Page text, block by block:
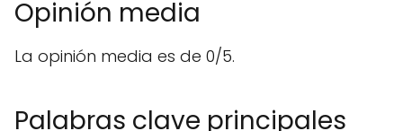
Opinión media
La opinión media es de 0/5.
Palabras clave principales